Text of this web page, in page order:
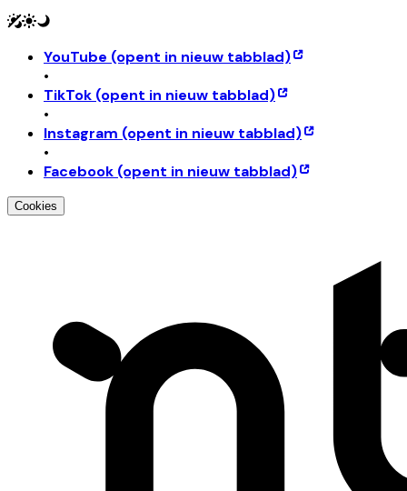
YouTube (opent in nieuw tabblad)
•
TikTok (opent in nieuw tabblad)
•
Instagram (opent in nieuw tabblad)
•
Facebook (opent in nieuw tabblad)
Cookies